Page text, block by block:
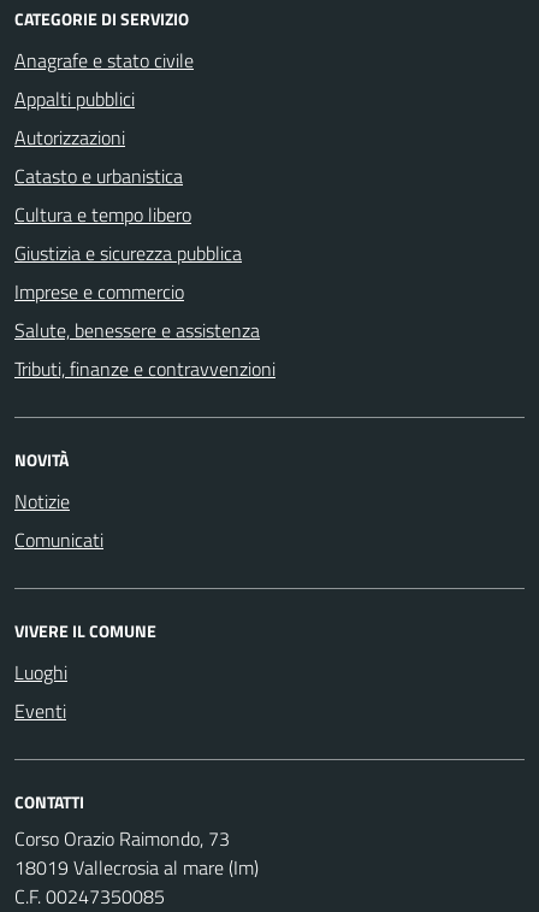
CATEGORIE DI SERVIZIO
Anagrafe e stato civile
Appalti pubblici
Autorizzazioni
Catasto e urbanistica
Cultura e tempo libero
Giustizia e sicurezza pubblica
Imprese e commercio
Salute, benessere e assistenza
Tributi, finanze e contravvenzioni
NOVITÀ
Notizie
Comunicati
VIVERE IL COMUNE
Luoghi
Eventi
CONTATTI
Corso Orazio Raimondo, 73
18019 Vallecrosia al mare (Im)
C.F. 00247350085